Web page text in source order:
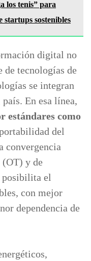
los tenis” para
sostenibles
digital no
de tecnologías de
se integran
En esa línea,
estándares como
del
convergencia
(OT) y de
posibilita el
con mejor
dependencia de